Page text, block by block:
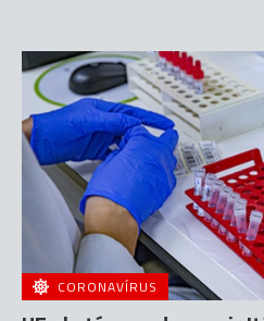
CORONAVÍRUS